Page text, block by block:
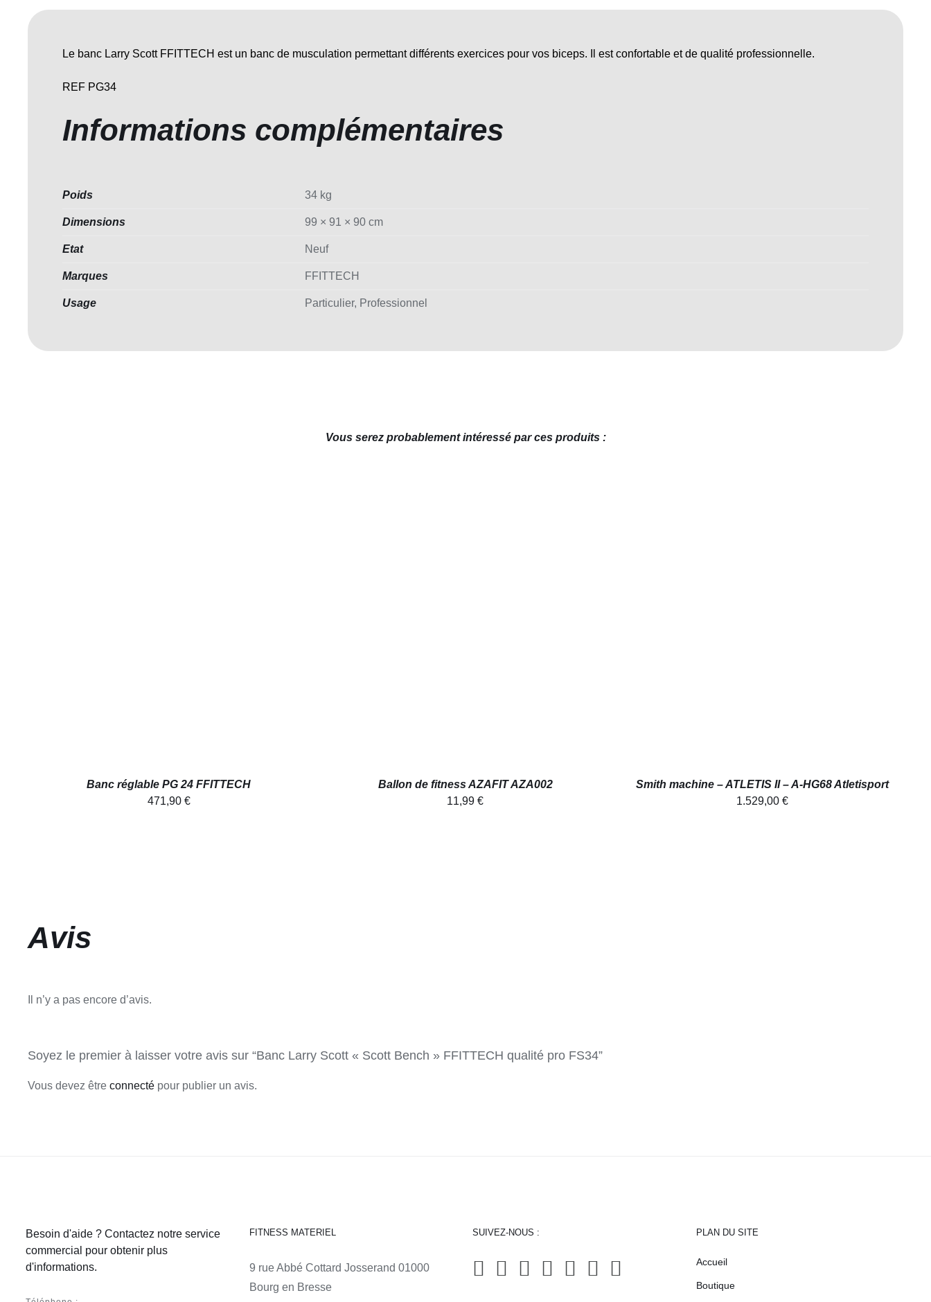
Le banc Larry Scott FFITTECH est un banc de musculation permettant différents exercices pour vos biceps. Il est confortable et de qualité professionnelle.
REF PG34
Informations complémentaires
Poids 34 kg
Dimensions 99 × 91 × 90 cm
Etat Neuf
Marques FFITTECH
Usage Particulier, Professionnel
Vous serez probablement intéressé par ces produits :
Banc réglable PG 24 FFITTECH
471,90 €
Ballon de fitness AZAFIT AZA002
11,99€
Smith machine – ATLETIS II – A-HG68 Atletisport
1.529,00 €
Avis
Il n’y a pas encore d’avis.
Soyez le premier à laisser votre avis sur “Banc Larry Scott « Scott Bench » FFITTECH qualité pro FS34”
Vous devez être connectépour publier un avis.
Besoin d'aide ? Contactez notre service
commercial pour obtenir plus
d'informations.
FITNESS MATERIEL
9 rue Abbé Cottard Josserand 01000
Bourg en Bresse
SUIVEZ-NOUS : PLAN DU SITE
Accueil
Boutique